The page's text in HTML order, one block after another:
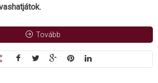
Tovább